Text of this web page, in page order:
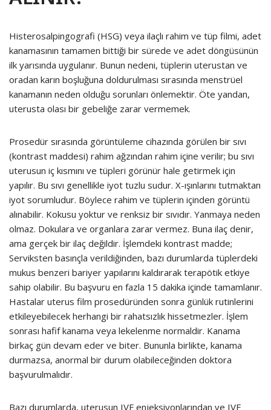
Histerosalpingografi (HSG) veya ilaçlı rahim ve tüp filmi, adet
kanamasının tamamen bittiği bir sürede ve adet döngüsünün
ilk yarısında uygulanır. Bunun nedeni, tüplerin uterustan ve
oradan karın boşluğuna doldurulması sırasında menstrüel
kanamanın neden olduğu sorunları önlemektir. Öte yandan,
uterusta olası bir gebeliğe zarar vermemek.
Prosedür sırasında görüntüleme cihazında görülen bir sıvı
(kontrast maddesi) rahim ağzından rahim içine verilir; bu sıvı
uterusun iç kısmını ve tüpleri görünür hale getirmek için
yapılır. Bu sıvı genellikle iyot tuzlu sudur. X-ışınlarını tutmaktan
iyot sorumludur. Böylece rahim ve tüplerin içinden görüntü
alınabilir. Kokusu yoktur ve renksiz bir sıvıdır. Yanmaya neden
olmaz. Dokulara ve organlara zarar vermez. Buna ilaç denir,
ama gerçek bir ilaç değildir. İşlemdeki kontrast madde;
Serviksten basınçla verildiğinden, bazı durumlarda tüplerdeki
mukus benzeri bariyer yapılarını kaldırarak terapötik etkiye
sahip olabilir. Bu başvuru en fazla 15 dakika içinde tamamlanır.
Hastalar uterus film prosedüründen sonra günlük rutinlerini
etkileyebilecek herhangi bir rahatsızlık hissetmezler. İşlem
sonrası hafif kanama veya lekelenme normaldir. Kanama
birkaç gün devam eder ve biter. Bununla birlikte, kanama
durmazsa, anormal bir durum olabileceğinden doktora
başvurulmalıdır.
Bazı durumlarda, uterusun IVF enjeksiyonlarından ve IVF